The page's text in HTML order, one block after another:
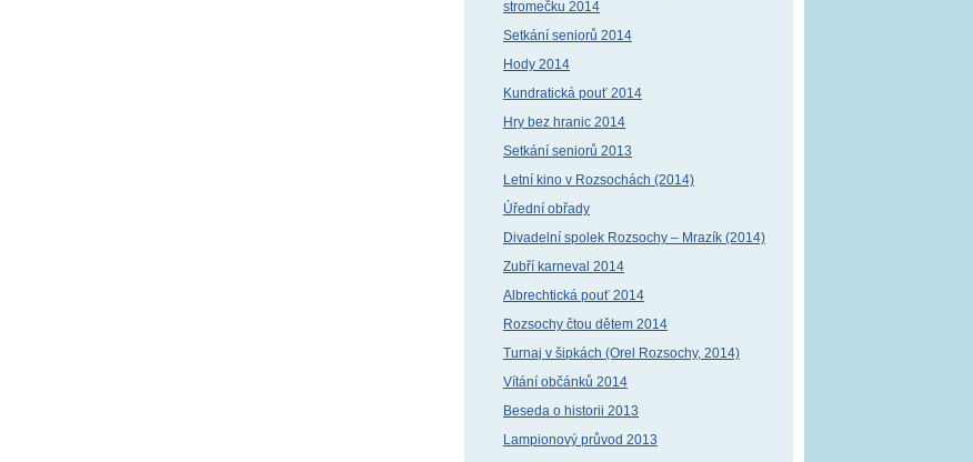
stromečku 2014
Setkání seniorů 2014
Hody 2014
Kundratická pouť 2014
Hry bez hranic 2014
Setkání seniorů 2013
Letní kino v Rozsochách (2014)
Úřední obřady
Divadelní spolek Rozsochy – Mrazík (2014)
Zubří karneval 2014
Albrechtická pouť 2014
Rozsochy čtou dětem 2014
Turnaj v šipkách (Orel Rozsochy, 2014)
Vítání občánků 2014
Beseda o historii 2013
Lampionový průvod 2013